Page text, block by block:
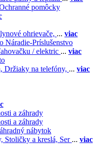
pomôcky
ohrievače, ... viac
Náradie-Príslušenstvo
/ elektric ... viac
Držiaky na telefóny, ... viac
a záhrady
a záhrady
nábytok
Stoličky a kreslá, Ser ... viac